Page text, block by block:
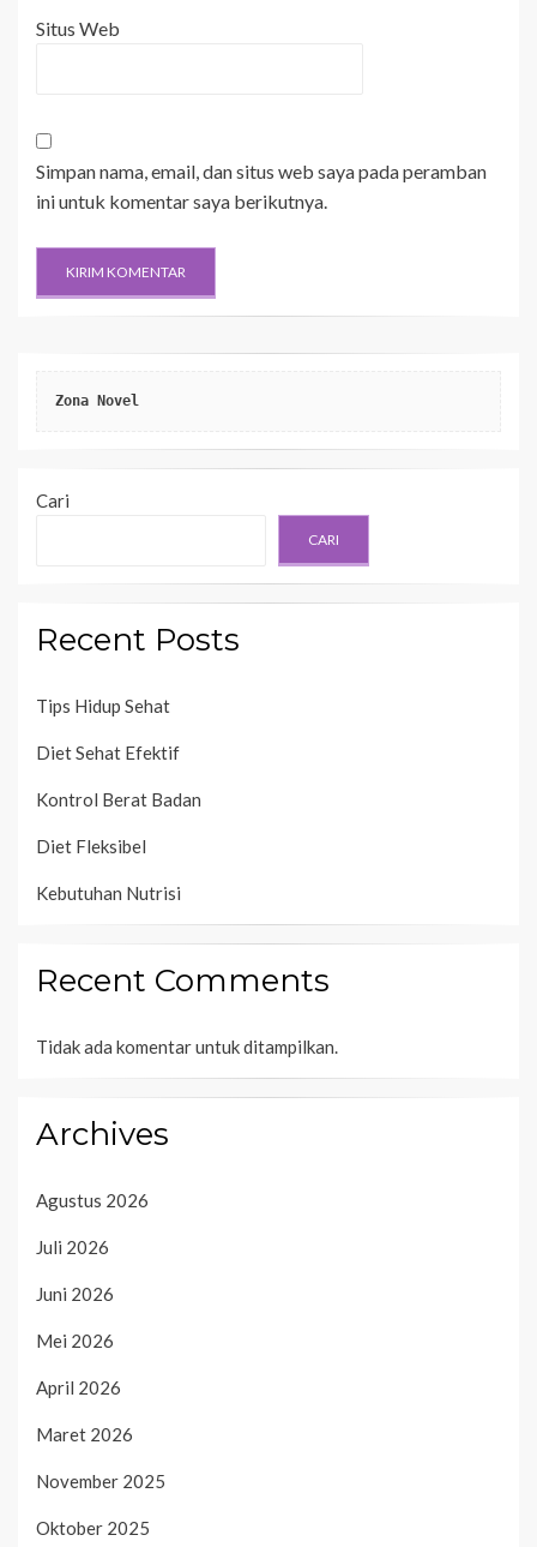
Situs Web
Simpan nama, email, dan situs web saya pada peramban
ini untuk komentar saya berikutnya.
Zona Novel
Cari
CARI
Recent Posts
Tips Hidup Sehat
Diet Sehat Efektif
Kontrol Berat Badan
Diet Fleksibel
Kebutuhan Nutrisi
Recent Comments
Tidak ada komentar untuk ditampilkan.
Archives
Agustus 2026
Juli 2026
Juni 2026
Mei 2026
April 2026
Maret 2026
November 2025
Oktober 2025